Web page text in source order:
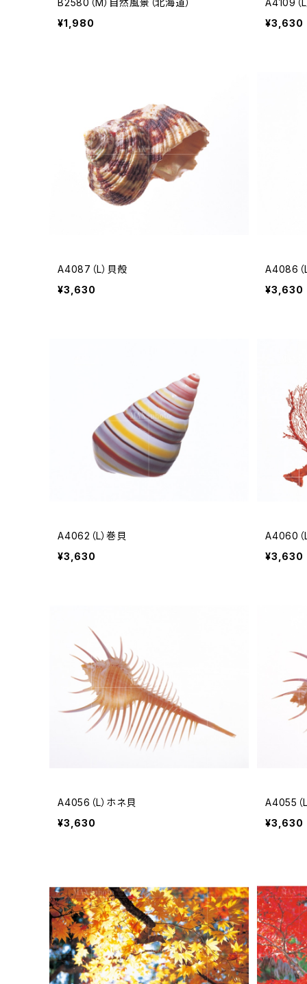
B2580（M）自然風景（北海道）
¥1,980
A4109（
¥3,630
A4087（L）貝殻
¥3,630
A4086（
¥3,630
A4062（L）巻貝
¥3,630
A4060（
¥3,630
A4056（L）ホネ貝
¥3,630
A4055（
¥3,630